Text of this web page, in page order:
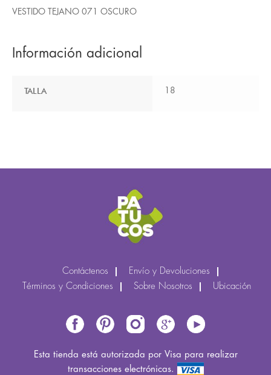
VESTIDO TEJANO 071 OSCURO
Información adicional
TALLA 18
Contáctenos
Envío y Devoluciones
Términos y Condiciones
Sobre Nosotros Ubicación
Esta tienda está autorizada por Visa para realizar
transacciones electrónicas.